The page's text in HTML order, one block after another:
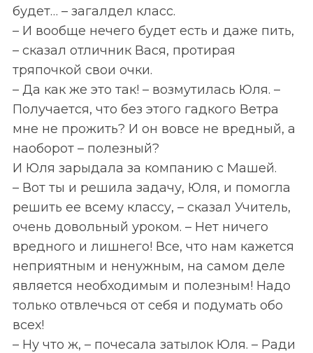
будет… – загалдел класс.
– И вообще нечего будет есть и даже пить,
– сказал отличник Вася, протирая
тряпочкой свои очки.
– Да как же это так! – возмутилась Юля. –
Получается, что без этого гадкого Ветра
мне не прожить? И он вовсе не вредный, а
наоборот – полезный?
И Юля зарыдала за компанию с Машей.
– Вот ты и решила задачу, Юля, и помогла
решить ее всему классу, – сказал Учитель,
очень довольный уроком. – Нет ничего
вредного и лишнего! Все, что нам кажется
неприятным и ненужным, на самом деле
является необходимым и полезным! Надо
только отвлечься от себя и подумать обо
всех!
– Ну что ж, – почесала затылок Юля. – Ради